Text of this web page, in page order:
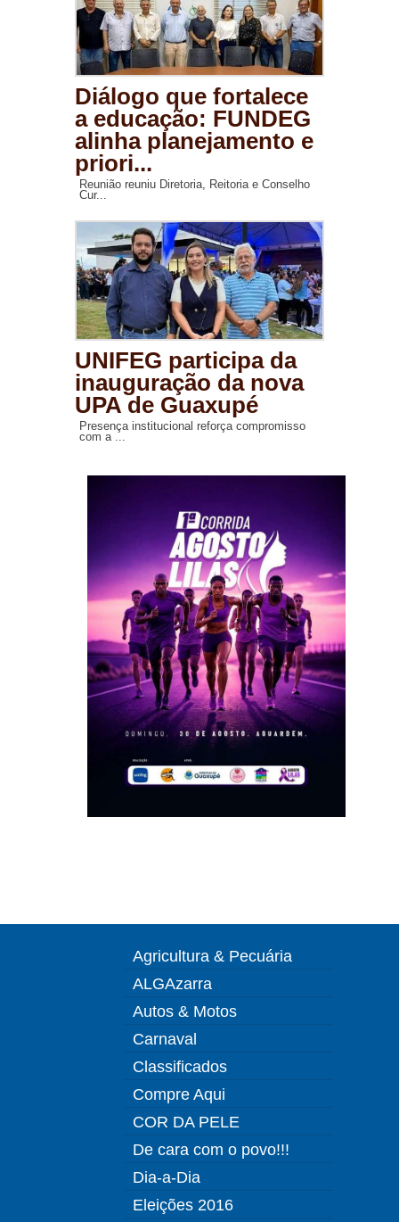
Diálogo que fortalece
a educação: FUNDEG
alinha planejamento e
priori...
Reunião reuniu Diretoria, Reitoria e Conselho
Cur...
UNIFEG participa da
inauguração da nova
UPA de Guaxupé
Presença institucional reforça compromisso
com a ...
Agricultura & Pecuária
ALGAzarra
Autos & Motos
Carnaval
Classificados
Compre Aqui
COR DA PELE
De cara com o povo!!!
Dia-a-Dia
Eleições 2016